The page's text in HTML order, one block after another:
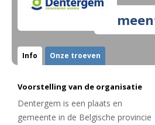
Info Onze troeven
Voorstelling van de organisatie
Dentergem is een plaats en
gemeente in de Belgische provincie